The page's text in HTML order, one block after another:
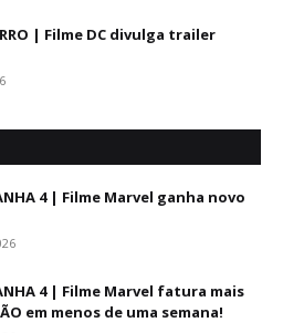
| Filme DC divulga trailer
4 | Filme Marvel ganha novo
4 | Filme Marvel fatura mais
em menos de uma semana!